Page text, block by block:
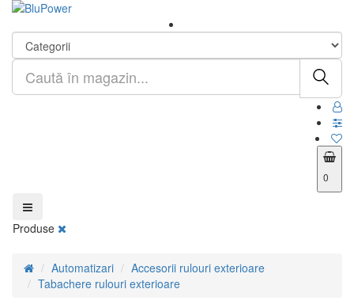
0
Produse
Automatizari
Accesorii rulouri exterioare
Tabachere rulouri exterioare